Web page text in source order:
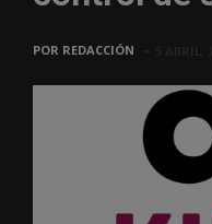
POR REDACCIÓN